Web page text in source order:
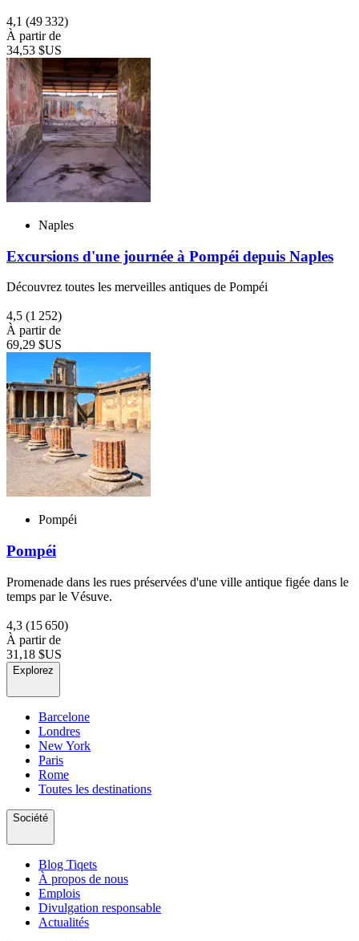
4,1 (49 332)
À partir de
34,53 $US
Naples
Excursions d'une journée à Pompéi depuis Naples
Découvrez toutes les merveilles antiques de Pompéi
4,5 (1 252)
À partir de
69,29 $US
Pompéi
Pompéi
Promenade dans les rues préservées d'une ville antique figée dans le
temps par le Vésuve.
4,3 (15 650)
À partir de
31,18 $US
Explorez
Barcelone
Londres
New York
Paris
Rome
Toutes les destinations
Société
Blog Tiqets
À propos de nous
Emplois
Divulgation responsable
Actualités